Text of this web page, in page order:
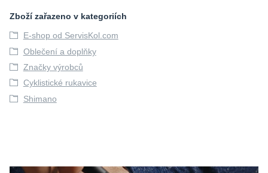
Zboží zařazeno v kategoriích
E-shop od ServisKol.com
Oblečení a doplňky
Značky výrobců
Cyklistické rukavice
Shimano